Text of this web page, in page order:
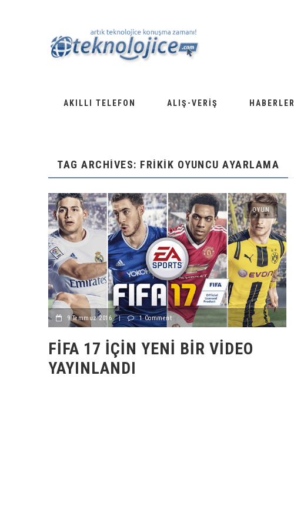
AKILLI TELEFON ALIŞ-VERIŞ HABERLER
TAG ARCHIVES: FRIKIK OYUNCU AYARLAMA
OYUN
9 Temmuz 2016 | 1 Comment
FIFA 17 IÇIN YENI BIR VIDEO
YAYINLANDI